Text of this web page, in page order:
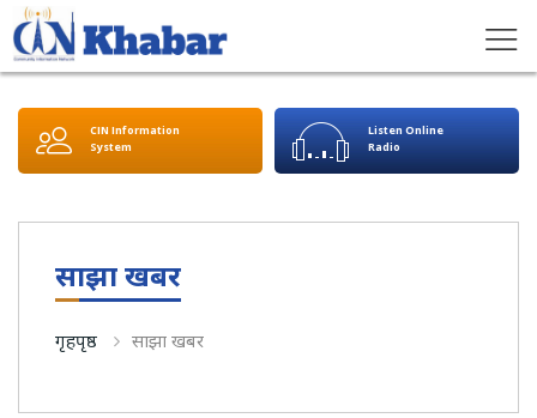
CIN Information
System
Listen Online
Radio
साझा खबर
गृहपृष्ठ साझा खबर